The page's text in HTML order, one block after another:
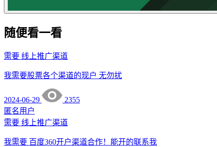
随便看一看
需要 线上推广渠道
我需要股票各个渠道的现户 无勿扰
2024-06-29
2355
匿名用户
需要 线上推广渠道
我需要 百度360开户渠道合作！能开的联系我